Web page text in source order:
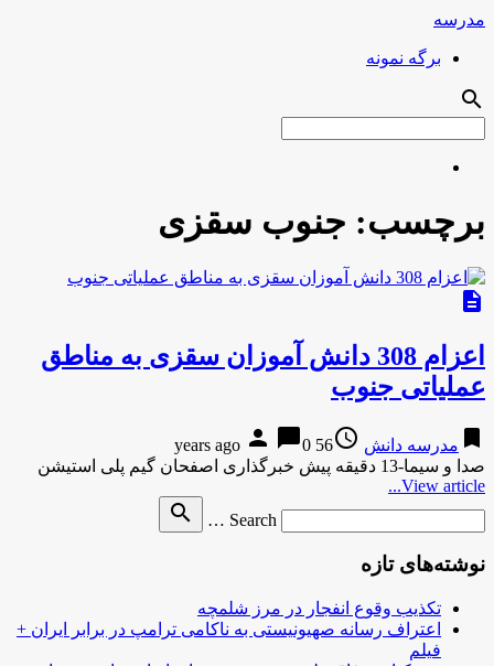
مدرسه
برگه نمونه
search
برچسب: جنوب سقزی
description
اعزام 308 دانش آموزان سقزی به مناطق
عملیاتی جنوب
bookmark مدرسه دانش access_time
56 years ago
person chat_bubble0
صدا و سیما-13 دقیقه پیش خبرگذاری اصفحان گیم پلی استیشن
View article...
Search …
search
نوشته‌های تازه
تکذیب وقوع انفجار در مرز شلمچه
اعتراف رسانه صهیونیستی به ناکامی ترامپ در برابر ایران +
فیلم